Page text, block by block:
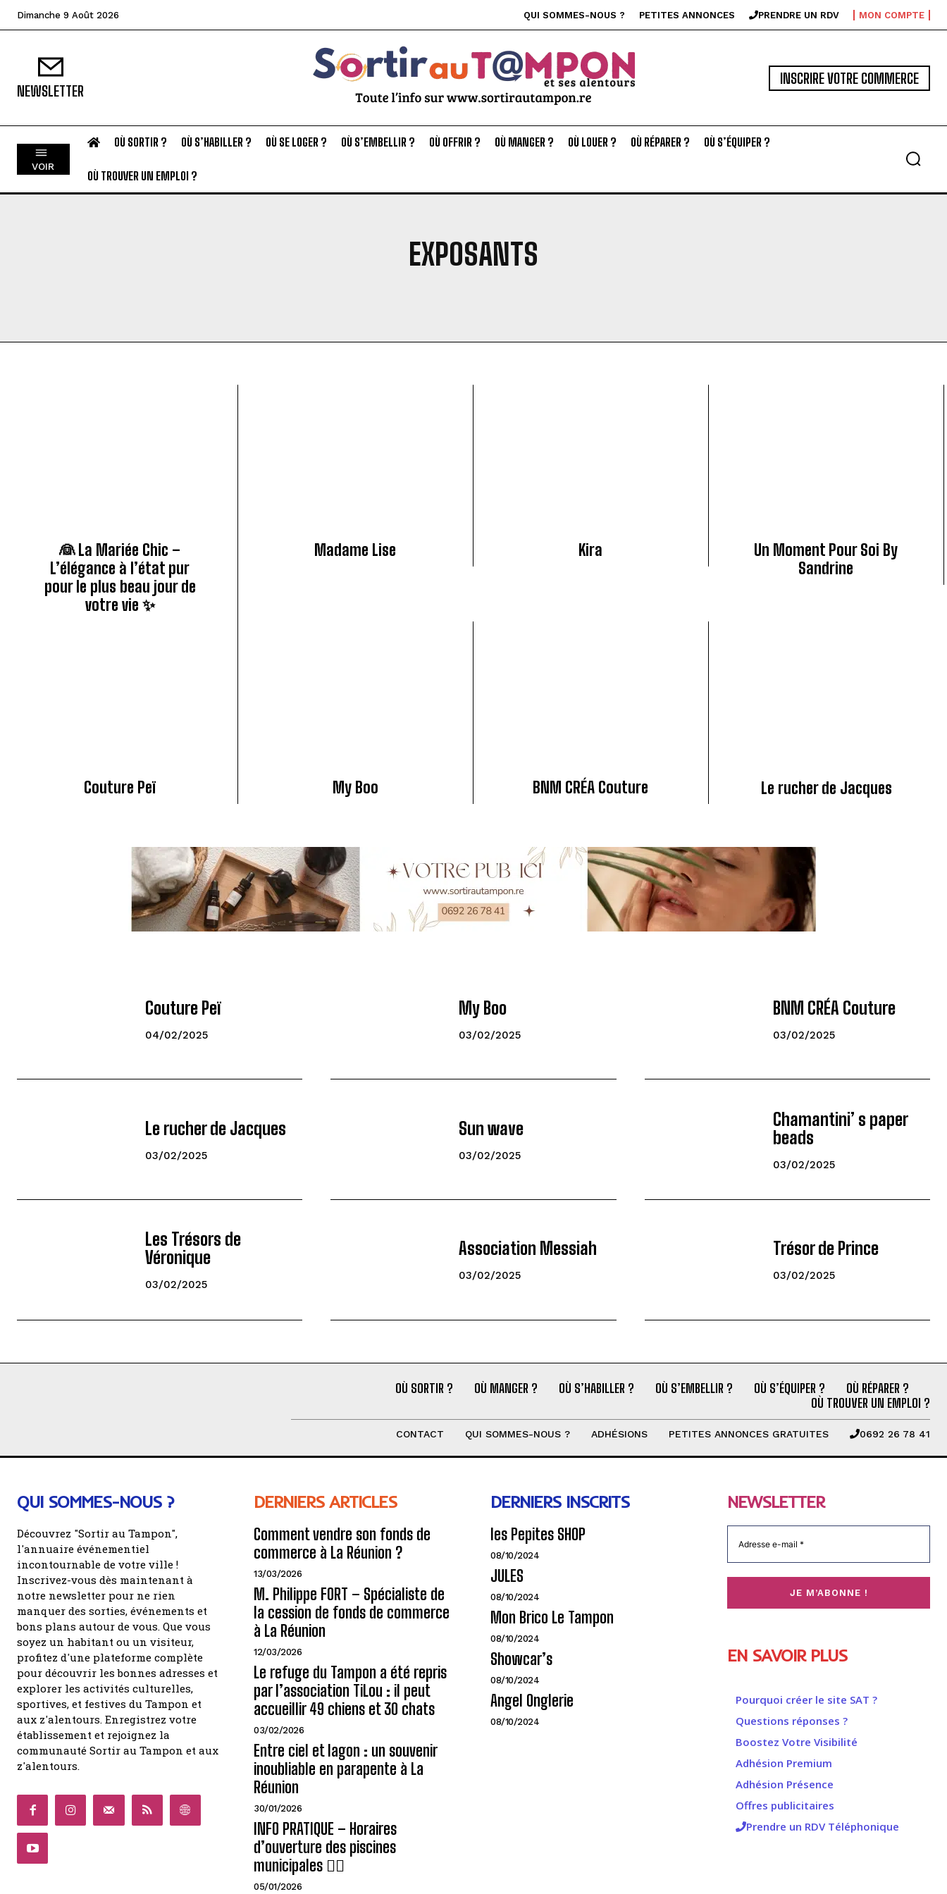
Dimanche 9 Août 2026 QUI SOMMES-NOUS ? PETITES ANNONCES PRENDRE UN RDV MON COMPTE
NEWSLETTER
INSCRIRE VOTRE COMMERCE
VOIR
OÙ SORTIR ? OÙ S’HABILLER ? OÙ SE LOGER ? OÙ S’EMBELLIR ? OÙ OFFRIR ? OÙ MANGER ? OÙ LOUER ? OÙ RÉPARER ? OÙ S’ÉQUIPER ?
OÙ TROUVER UN EMPLOI ?
EXPOSANTS
👰 La Mariée Chic –
L’élégance à l’état pur
pour le plus beau jour de
votre vie ✨
Madame Lise Kira
Un Moment Pour Soi By
Sandrine
Couture Peï My Boo BNM CRÉA Couture Le rucher de Jacques
Couture Peï
04/02/2025
My Boo
03/02/2025
BNM CRÉA Couture
03/02/2025
Le rucher de Jacques
03/02/2025
Sun wave
03/02/2025
Chamantini’ s paper
beads
03/02/2025
Les Trésors de
Véronique
03/02/2025
Association Messiah
03/02/2025
Trésor de Prince
03/02/2025
OÙ SORTIR ? OÙ MANGER ? OÙ S’HABILLER ? OÙ S’EMBELLIR ? OÙ S’ÉQUIPER ?
OÙ RÉPARER ?
OÙ TROUVER UN EMPLOI ?
CONTACT QUI SOMMES-NOUS ? ADHÉSIONS PETITES ANNONCES GRATUITES 0692 26 78 41
QUI SOMMES-NOUS ?
Découvrez "Sortir au Tampon",
l'annuaire événementiel
incontournable de votre ville !
Inscrivez-vous dès maintenant à
notre newsletter pour ne rien
manquer des sorties, événements et
bons plans autour de vous. Que vous
soyez un habitant ou un visiteur,
profitez d'une plateforme complète
pour découvrir les bonnes adresses et
explorer les activités culturelles,
sportives, et festives du Tampon et
aux z'alentours. Enregistrez votre
établissement et rejoignez la
communauté Sortir au Tampon et aux
z'alentours.
DERNIERS ARTICLES
Comment vendre son fonds de
commerce à La Réunion ?
13/03/2026
M. Philippe FORT – Spécialiste de
la cession de fonds de commerce
à La Réunion
12/03/2026
Le refuge du Tampon a été repris
par l’association TiLou : il peut
accueillir 49 chiens et 30 chats
03/02/2026
Entre ciel et lagon : un souvenir
inoubliable en parapente à La
Réunion
30/01/2026
INFO PRATIQUE – Horaires
d’ouverture des piscines
municipales 🏊‍♂️
05/01/2026
DERNIERS INSCRITS
les Pepites SHOP
08/10/2024
JULES
08/10/2024
Mon Brico Le Tampon
08/10/2024
Showcar’s
08/10/2024
Angel Onglerie
08/10/2024
NEWSLETTER
EN SAVOIR PLUS
Pourquoi créer le site SAT ?
Questions réponses ?
Boostez Votre Visibilité
Adhésion Premium
Adhésion Présence
Offres publicitaires
Prendre un RDV Téléphonique